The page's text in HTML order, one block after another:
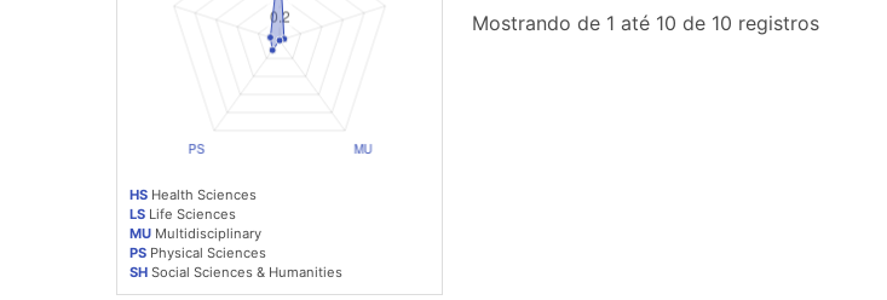
HS Health Sciences
LS Life Sciences
MU Multidisciplinary
PS Physical Sciences
SH Social Sciences & Humanities
Mostrando de 1 até 10 de 10 registros